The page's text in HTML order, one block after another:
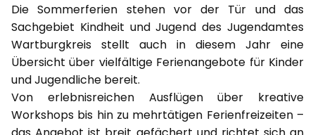
Die Sommerferien stehen vor der Tür und das
Sachgebiet Kindheit und Jugend des Jugendamtes
Wartburgkreis stellt auch in diesem Jahr eine
Übersicht über vielfältige Ferienangebote für Kinder
und Jugendliche bereit.
Von erlebnisreichen Ausflügen über kreative
Workshops bis hin zu mehrtätigen Ferienfreizeiten –